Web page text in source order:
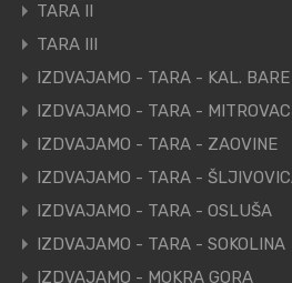
TARA II
TARA III
IZDVAJAMO - TARA - KAL. BARE
IZDVAJAMO - TARA - MITROVAC
IZDVAJAMO - TARA - ZAOVINE
IZDVAJAMO - TARA -
IZDVAJAMO - TARA - OSLUŠA
IZDVAJAMO - TARA - SOKOLINA
IZDVAJAMO - MOKRA GORA